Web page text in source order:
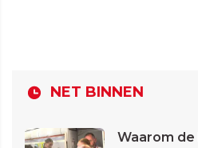
NET BINNEN
Waarom